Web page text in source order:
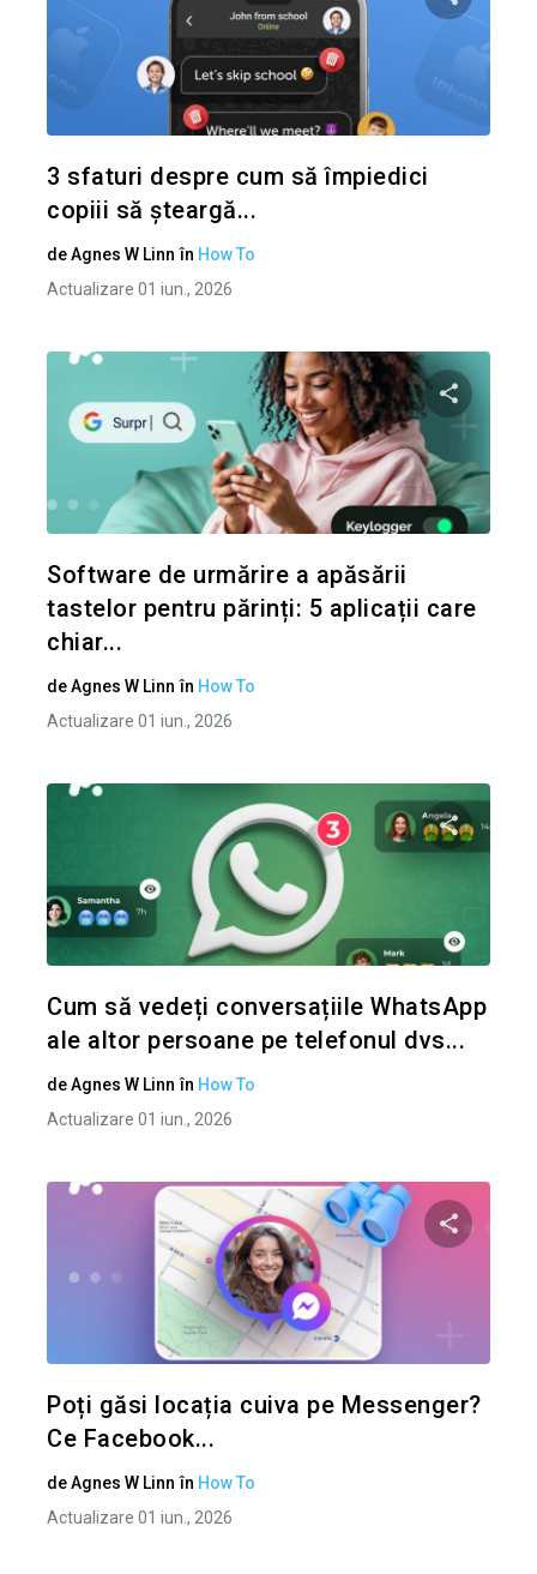
3 sfaturi despre cum să împiedici
copiii să șteargă...
deAgnes W Linn în How To
Actualizare 01 iun., 2026
Condividi
Software de urmărire a apăsării
tastelor pentru părinți: 5 aplicații care
chiar...
deAgnes W Linn în How To
Actualizare 01 iun., 2026
Cum să vedeți conversațiile WhatsApp
ale altor persoane pe telefonul dvs...
deAgnes W Linn în How To
Actualizare 01 iun., 2026
Poți găsi locația cuiva pe Messenger?
Ce Facebook...
deAgnes W Linn în How To
Actualizare 01 iun., 2026